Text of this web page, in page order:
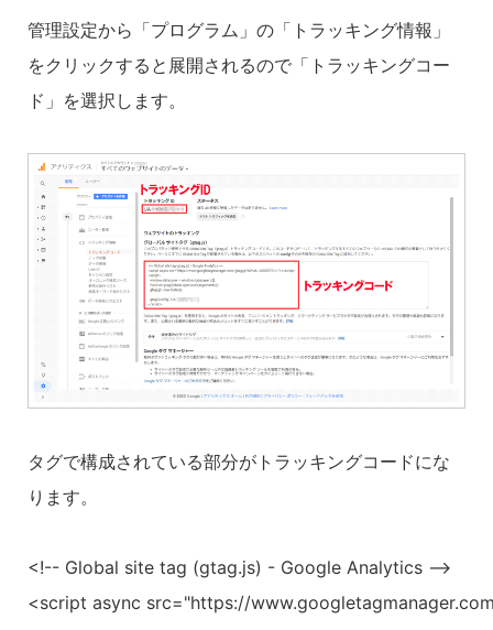
管理設定から「プログラム」の「トラッキング情報」
をクリックすると展開されるので「トラッキングコー
ド」を選択します。
タグで構成されている部分がトラッキングコードにな
ります。
<!-- Global site tag (gtag.js) - Google Analytics -->
<script async src="https://